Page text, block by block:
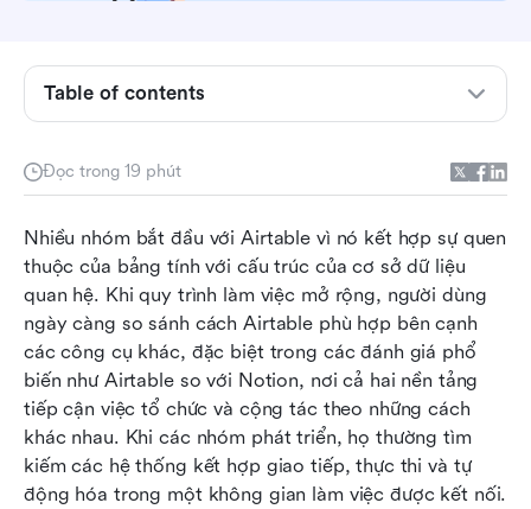
Đọc trong 19 phút
Nhiều nhóm bắt đầu với Airtable vì nó kết hợp sự quen
thuộc của bảng tính với cấu trúc của cơ sở dữ liệu
quan hệ. Khi quy trình làm việc mở rộng, người dùng
ngày càng so sánh cách Airtable phù hợp bên cạnh
các công cụ khác, đặc biệt trong các đánh giá phổ
biến như Airtable so với Notion, nơi cả hai nền tảng
tiếp cận việc tổ chức và cộng tác theo những cách
khác nhau. Khi các nhóm phát triển, họ thường tìm
kiếm các hệ thống kết hợp giao tiếp, thực thi và tự
động hóa trong một không gian làm việc được kết nối.
Table of contents
Airtable là gì và nó thực sự phù hợp nhất ở đâu?
khả năng chính
Giá của Airtable và liệu có đáng để nâng cấp
hay không
Ưu và nhược điểm của Airtable: Ai được lợi và ai
nên tránh
Giải pháp thông minh: Khám phá không gian
làm việc tất cả trong một của Lark để cộng tác
mượt mà